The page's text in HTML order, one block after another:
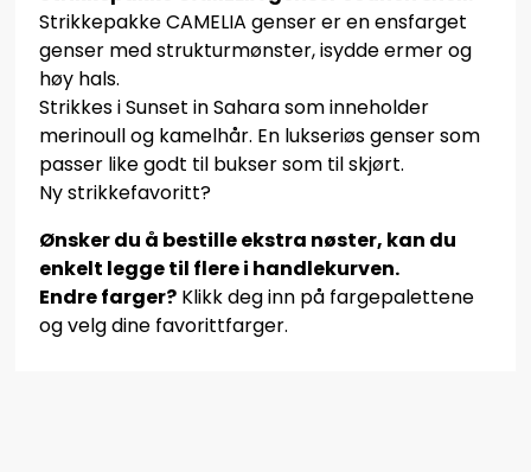
Strikkepakke CAMELIA genser er en ensfarget
genser med strukturmønster, isydde ermer og
høy hals.
Strikkes i Sunset in Sahara som inneholder
merinoull og kamelhår. En lukseriøs genser som
passer like godt til bukser som til skjørt.
Ny strikkefavoritt?
Ønsker du å bestille ekstra nøster, kan du
enkelt legge til flere i handlekurven.
Endre farger? Klikk deg inn på fargepalettene
og velg dine favorittfarger.